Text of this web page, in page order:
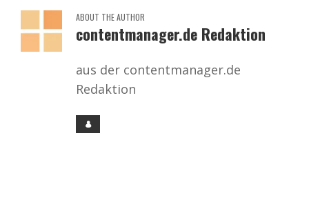
ABOUT THE AUTHOR
contentmanager.de Redaktion
aus der contentmanager.de
Redaktion